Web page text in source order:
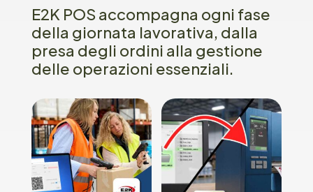
E2K POS accompagna ogni fase
della giornata lavorativa, dalla
presa degli ordini alla gestione
delle operazioni essenziali.